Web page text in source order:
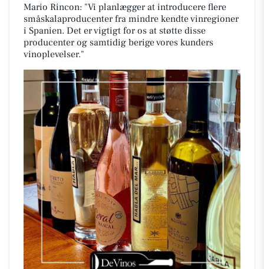
Mario Rincon: "Vi planlægger at introducere flere
småskalaproducenter fra mindre kendte vinregioner
i Spanien. Det er vigtigt for os at støtte disse
producenter og samtidig berige vores kunders
vinoplevelser."